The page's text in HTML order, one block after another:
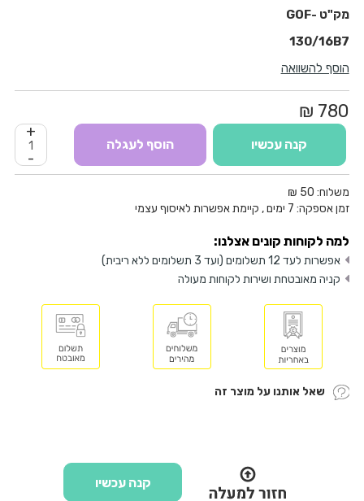
מהירות מתכווננת להתאמה מירבית לסוג החומר ואופי העבודה.
Switch להגנה על המשתמש
הכנסת אביזרים קלה באמצעות נעילת ציר או בעזרת שימוש במפתחות לכלי.
GOF-
130/16B7
הוסף להשוואה
780 ₪
-
+
הוסף לעגלה קנה עכשיו
משלוח: 50 ₪
זמן אספקה: 7 ימים , קיימת אפשרות לאיסוף עצמי
למה לקוחות קונים אצלנו:
אפשרות לעד 12 תשלומים (ועד 3 תשלומים ללא ריבית)
קניה מאובטחת ושירות לקוחות מעולה
שאל אותנו על מוצר זה
קנה עכשיו